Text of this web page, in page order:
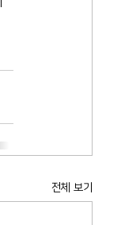
전체 보기